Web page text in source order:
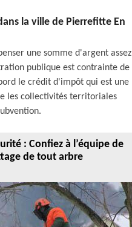
la ville de Pierrefitte En
une somme d'argent assez
publique est contrainte de
le crédit d'impôt qui est une
les collectivités territoriales
: Confiez à l’équipe de
de tout arbre